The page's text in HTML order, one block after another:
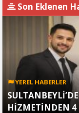
Son Eklenen
YEREL HABERLER
HİZMETİNDEN